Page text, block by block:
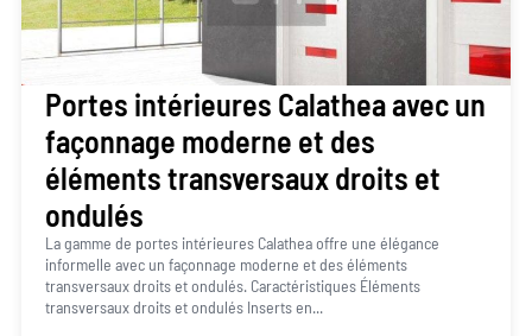
Portes intérieures Calathea avec un
façonnage moderne et des
éléments transversaux droits et
ondulés
La gamme de portes intérieures Calathea offre une élégance
informelle avec un façonnage moderne et des éléments
transversaux droits et ondulés. Caractéristiques Éléments
transversaux droits et ondulés Inserts en...